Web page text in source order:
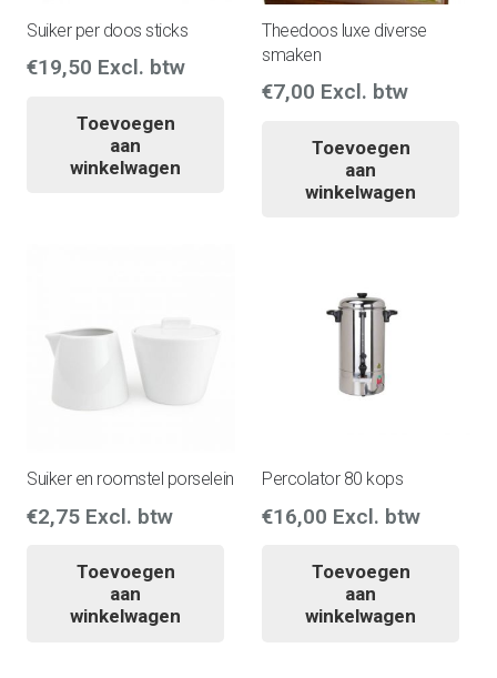
Suiker per doos sticks
€19,50 Excl. btw
Toevoegen
aan
winkelwagen
Theedoos luxe diverse
smaken
€7,00 Excl. btw
Toevoegen
aan
winkelwagen
Suiker en roomstel porselein
€2,75 Excl. btw
Toevoegen
aan
winkelwagen
Percolator 80 kops
€16,00 Excl. btw
Toevoegen
aan
winkelwagen